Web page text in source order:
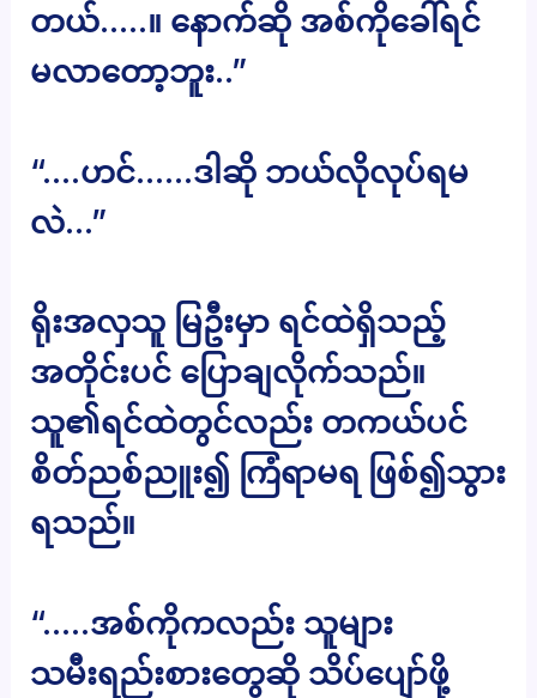
တယ်…..။ နောက်ဆို အစ်ကိုခေါ်ရင်
မလာတော့ဘူး..”
“….ဟင်……ဒါဆို ဘယ်လိုလုပ်ရမ
လဲ…”
ရိုးအလှသူ မြဦးမှာ ရင်ထဲရှိသည့်
အတိုင်းပင် ပြောချလိုက်သည်။
သူ၏ရင်ထဲတွင်လည်း တကယ်ပင်
စိတ်ညစ်ညူး၍ ကြံရာမရ ဖြစ်၍သွား
ရသည်။
“…..အစ်ကိုကလည်း သူများ
သမီးရည်းစားတွေဆို သိပ်ပျော်ဖို့